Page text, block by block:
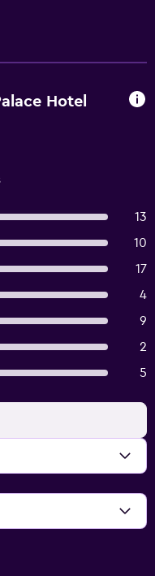
Hotel
13
10
17
4
9
2
5